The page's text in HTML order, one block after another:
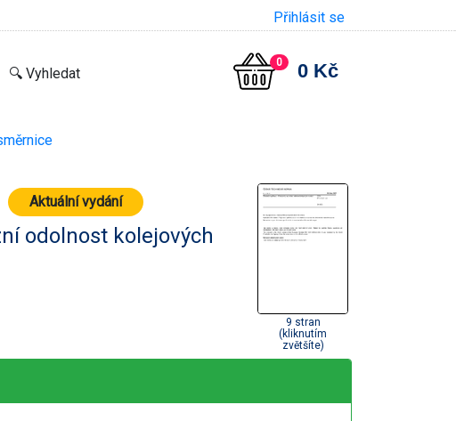
Přihlásit se
0 0 Kč
Aktuální vydání
odolnost kolejových
9 stran
(kliknutím
zvětšíte)